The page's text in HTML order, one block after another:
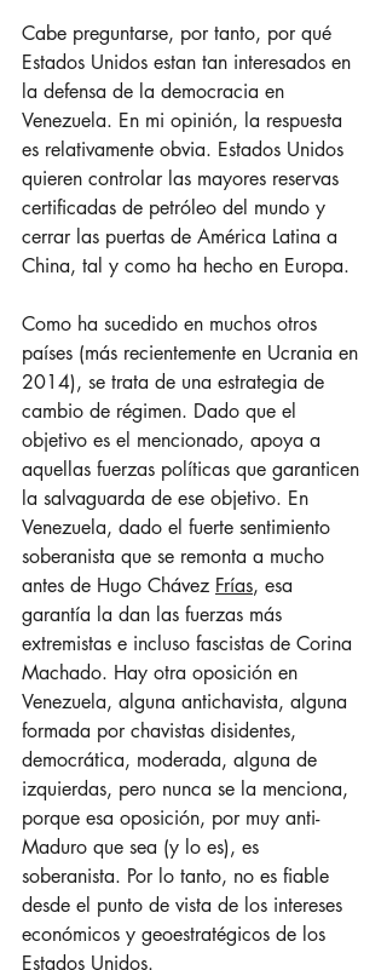
Cabe preguntarse, por tanto, por qué
Estados Unidos estan tan interesados en
la defensa de la democracia en
Venezuela. En mi opinión, la respuesta
es relativamente obvia. Estados Unidos
quieren controlar las mayores reservas
certificadas de petróleo del mundo y
cerrar las puertas de América Latina a
China, tal y como ha hecho en Europa.
Como ha sucedido en muchos otros
países (más recientemente en Ucrania en
2014), se trata de una estrategia de
cambio de régimen. Dado que el
objetivo es el mencionado, apoya a
aquellas fuerzas políticas que garanticen
la salvaguarda de ese objetivo. En
Venezuela, dado el fuerte sentimiento
soberanista que se remonta a mucho
antes de Hugo Chávez Frías, esa
garantía la dan las fuerzas más
extremistas e incluso fascistas de Corina
Machado. Hay otra oposición en
Venezuela, alguna antichavista, alguna
formada por chavistas disidentes,
democrática, moderada, alguna de
izquierdas, pero nunca se la menciona,
porque esa oposición, por muy anti-
Maduro que sea (y lo es), es
soberanista. Por lo tanto, no es fiable
desde el punto de vista de los intereses
económicos y geoestratégicos de los
Estados Unidos.